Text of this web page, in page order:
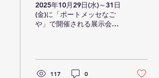
2025年10月29日(水)～31日
(金)に「ポートメッセなご
や」で開催される展示会、
登壇します。 ≪講演の内容
≫----------------------------------...
117 0